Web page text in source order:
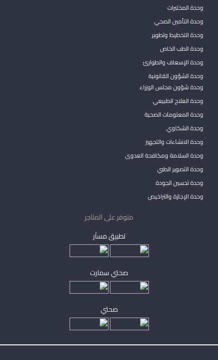
وحدة المختبرات
وحدة التأمين الصحي
وحدة التخطيط وتطوير
وحدة الطب الخاص
وحدة الإسعاف والطوارئ
وحدة الشؤون القانونية
وحدة شؤون مجلس الوزراء
وحدة العلاج الطبيعي
وحدة المعلومات الصحية
وحدة الشكاوي
وحدة الانشاءات والتجهيز
وحدة السلامة ومكافحة العدوى
وحدة التصوير الطبي
وحدة تحسين الجودة
وحدة الإجازة والتراخيص
متوفر على المتاجر
تطبيق مساْر
صحتي سمارت
صحتي